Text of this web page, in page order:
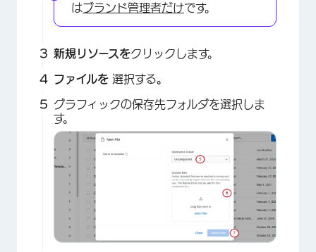
×
はブランド管理者だけです。
新規リソースをクリックします。
ファイルを 選択する。
グラフィックの保存先フォルダを選択しま
す。